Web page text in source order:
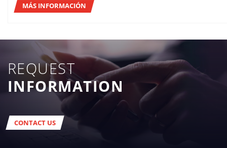
MÁS INFORMACIÓN
REQUEST
INFORMATION
CONTACT US